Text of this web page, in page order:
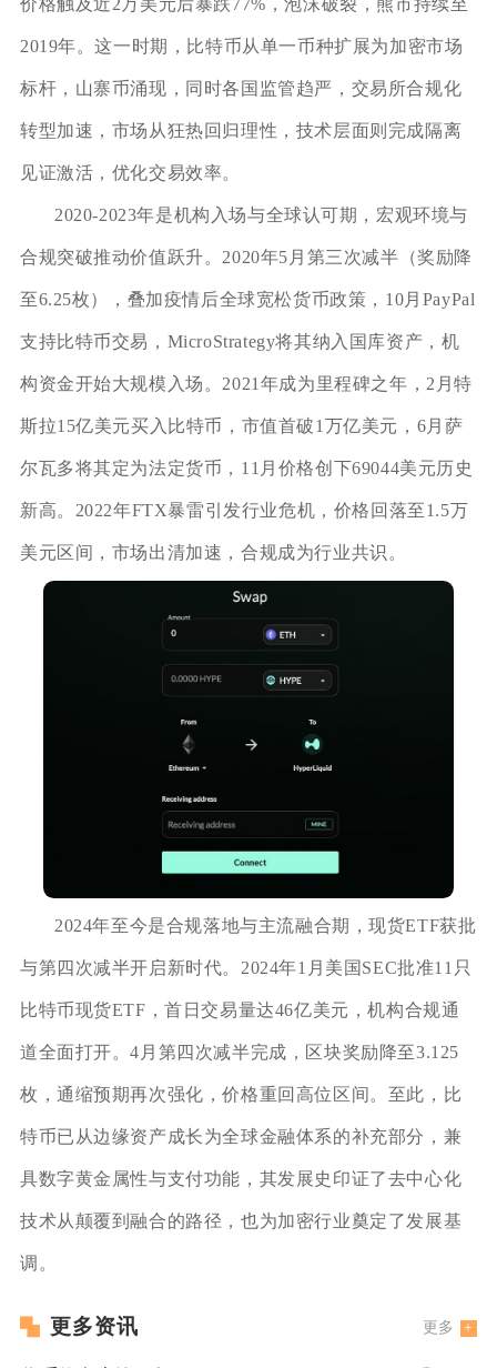
价格触及近2万美元后暴跌77%，泡沫破裂，熊市持续至
2019年。这一时期，比特币从单一币种扩展为加密市场
标杆，山寨币涌现，同时各国监管趋严，交易所合规化
转型加速，市场从狂热回归理性，技术层面则完成隔离
见证激活，优化交易效率。
2020-2023年是机构入场与全球认可期，宏观环境与
合规突破推动价值跃升。2020年5月第三次减半（奖励降
至6.25枚），叠加疫情后全球宽松货币政策，10月PayPal
支持比特币交易，MicroStrategy将其纳入国库资产，机
构资金开始大规模入场。2021年成为里程碑之年，2月特
斯拉15亿美元买入比特币，市值首破1万亿美元，6月萨
尔瓦多将其定为法定货币，11月价格创下69044美元历史
新高。2022年FTX暴雷引发行业危机，价格回落至1.5万
美元区间，市场出清加速，合规成为行业共识。
2024年至今是合规落地与主流融合期，现货ETF获批
与第四次减半开启新时代。2024年1月美国SEC批准11只
比特币现货ETF，首日交易量达46亿美元，机构合规通
道全面打开。4月第四次减半完成，区块奖励降至3.125
枚，通缩预期再次强化，价格重回高位区间。至此，比
特币已从边缘资产成长为全球金融体系的补充部分，兼
具数字黄金属性与支付功能，其发展史印证了去中心化
技术从颠覆到融合的路径，也为加密行业奠定了发展基
调。
更多资讯 更多